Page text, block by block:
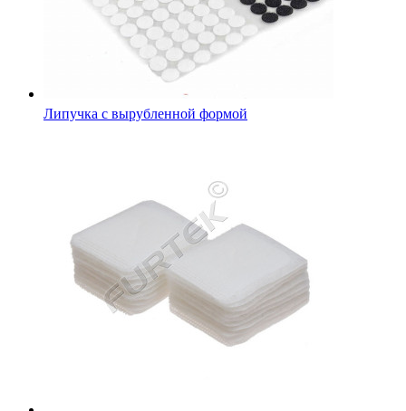
Липучка с вырубленной формой